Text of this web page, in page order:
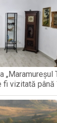
„Maramureșul
fi vizitată